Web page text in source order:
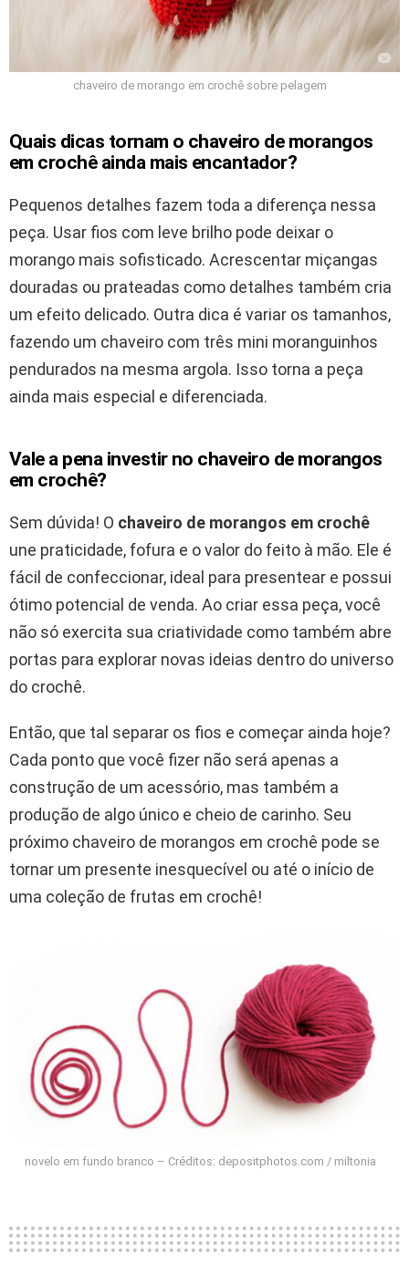
chaveiro de morango em crochê sobre pelagem
Quais dicas tornam o chaveiro de morangos
em crochê ainda mais encantador?
Pequenos detalhes fazem toda a diferença nessa
peça. Usar fios com leve brilho pode deixar o
morango mais sofisticado. Acrescentar miçangas
douradas ou prateadas como detalhes também cria
um efeito delicado. Outra dica é variar os tamanhos,
fazendo um chaveiro com três mini moranguinhos
pendurados na mesma argola. Isso torna a peça
ainda mais especial e diferenciada.
Vale a pena investir no chaveiro de morangos
em crochê?
Sem dúvida! O chaveiro de morangos em crochê
une praticidade, fofura e o valor do feito à mão. Ele é
fácil de confeccionar, ideal para presentear e possui
ótimo potencial de venda. Ao criar essa peça, você
não só exercita sua criatividade como também abre
portas para explorar novas ideias dentro do universo
do crochê.
Então, que tal separar os fios e começar ainda hoje?
Cada ponto que você fizer não será apenas a
construção de um acessório, mas também a
produção de algo único e cheio de carinho. Seu
próximo chaveiro de morangos em crochê pode se
tornar um presente inesquecível ou até o início de
uma coleção de frutas em crochê!
novelo em fundo branco – Créditos: depositphotos.com / miltonia